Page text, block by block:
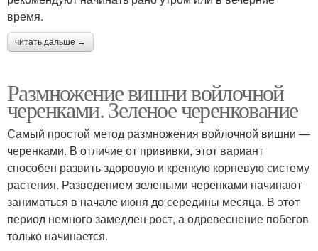
время.
читать дальше →
Размножение вишни войлочной
черенками. Зеленое черенкование
Самый простой метод размножения войлочной вишни —
черенками. В отличие от прививки, этот вариант
способен развить здоровую и крепкую корневую систему
растения. Разведением зелеными черенками начинают
заниматься в начале июня до середины месяца. В этот
период немного замедлен рост, а одревеснение побегов
только начинается.